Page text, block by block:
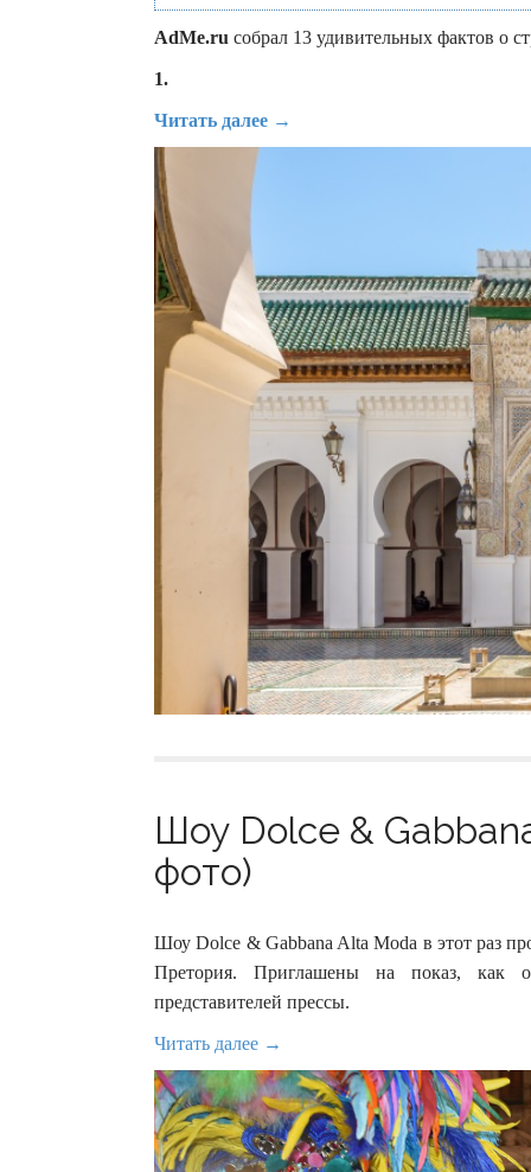
AdMe.ru собрал 13 удивительных фактов о
1.
Читать далее →
Шоу Dolce &
фото)
Шоу Dolce & Gabbana Alta Moda в этот раз
Претория. Приглашены на показ, как
представителей прессы.
Читать далее →